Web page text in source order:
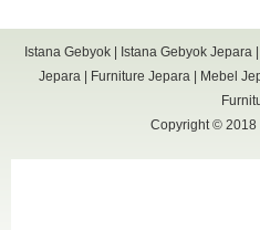
Istana Gebyok| Istana Gebyok Jepara
Jepara
Furniture Jepara Mebel
Copyright © 2018